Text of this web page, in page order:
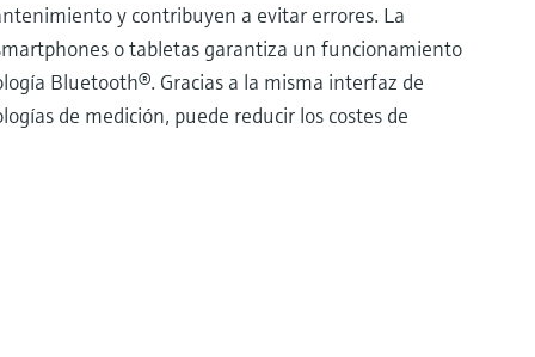
y contribuyen a evitar errores. La
o tabletas garantiza un funcionamiento
Bluetooth®. Gracias a la misma interfaz de
de medición, puede reducir los costes de